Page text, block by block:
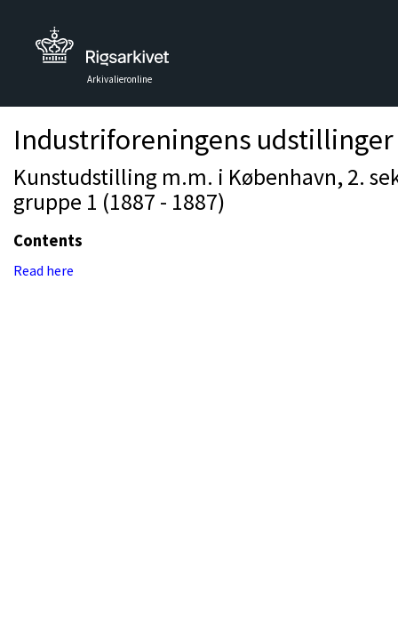
Arkivalieronline
Industriforeningens udstillinger
Kunstudstilling m.m. i København, 2.
gruppe 1 (1887 - 1887)
Contents
Read here